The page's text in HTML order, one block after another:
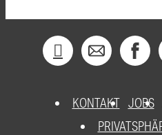
KONTAKT JOBS